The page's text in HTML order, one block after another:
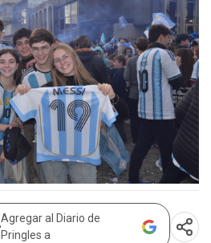
Agregar al Diario de
Pringles a